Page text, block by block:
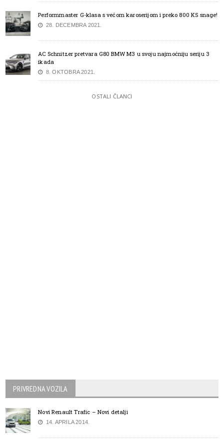
Performmaster G-klasa s većom karoserijom i preko 800 KS snage!
28. DECEMBRA 2021.
AC Schnitzer pretvara G80 BMW M3 u svoju najmoćniju seriju 3
ikada
8. OKTOBRA 2021.
OSTALI ČLANCI
PRIVREDNA VOZILA
Novi Renault Trafic – Novi detalji
14. APRILA 2014.